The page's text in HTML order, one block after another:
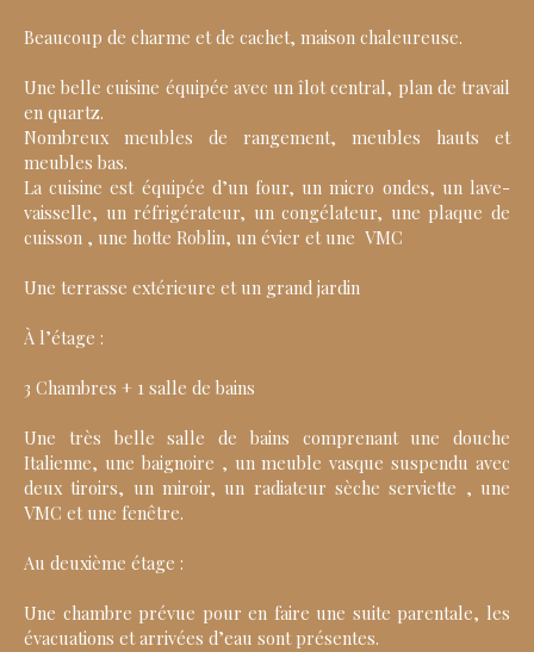
Beaucoup de charme et de cachet, maison chaleureuse.
Une belle cuisine équipée avec un îlot central, plan de travail
en quartz.
Nombreux meubles de rangement, meubles hauts et
meubles bas.
La cuisine est équipée d’un four, un micro ondes, un lave-
vaisselle, un réfrigérateur, un congélateur, une plaque de
cuisson , une hotte Roblin, un évier et une VMC
Une terrasse extérieure et un grand jardin
À l’étage :
3 Chambres + 1 salle de bains
Une très belle salle de bains comprenant une douche
Italienne, une baignoire , un meuble vasque suspendu avec
deux tiroirs, un miroir, un radiateur sèche serviette , une
VMC et une fenêtre.
Au deuxième étage :
Une chambre prévue pour en faire une suite parentale, les
évacuations et arrivées d’eau sont présentes.